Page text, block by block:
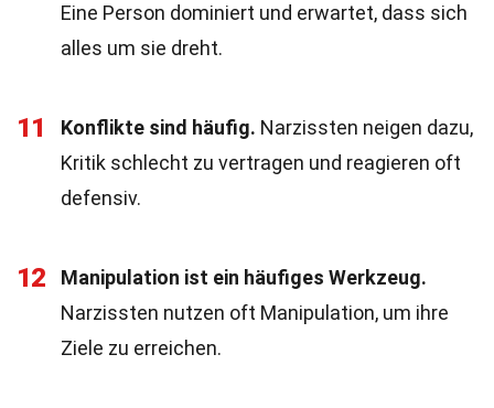
Eine Person dominiert und erwartet, dass sich
alles um sie dreht.
11 Konflikte sind häufig. Narzissten neigen dazu,
Kritik schlecht zu vertragen und reagieren oft
defensiv.
12
Manipulation ist ein häufiges Werkzeug.
Narzissten nutzen oft Manipulation, um ihre
Ziele zu erreichen.